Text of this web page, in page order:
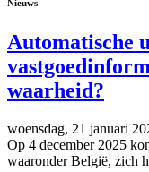
Nieuws
Automatische
waarheid?
woensdag, 21 januari
Op 4 december 2025
waaronder België, zich